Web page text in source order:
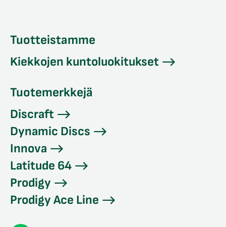
Tuotteistamme
Kiekkojen kuntoluokitukset
Tuotemerkkejä
Discraft
Dynamic Discs
Innova
Latitude 64
Prodigy
Prodigy Ace Line